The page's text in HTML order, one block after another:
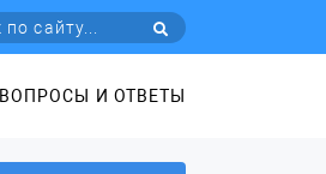
ВОПРОСЫ И ОТВЕТЫ